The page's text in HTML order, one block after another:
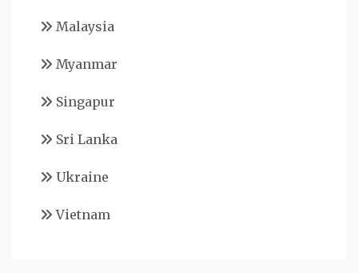
Malaysia
Myanmar
Singapur
Sri Lanka
Ukraine
Vietnam